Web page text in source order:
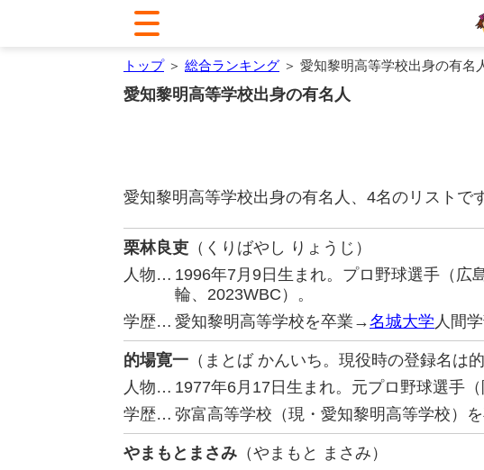
トップ＞ 総合ランキング ＞ 愛知黎明高等学校出身の有名
愛知黎明高等学校出身の有名人
愛知黎明高等学校出身の有名人、4名のリストで
栗林良吏 （くりばやし りょうじ）
人物… 1996年7月9日生まれ。プロ野球選手（広
輪、2023WBC）。
学歴… 愛知黎明高等学校を卒業→名城大学 人間
的場寛一 （まとば かんいち。現役時の登録名は的
人物… 1977年6月17日生まれ。元プロ野球選手（
学歴… 弥富高等学校（現・愛知黎明高等学校）
やまもとまさみ （やまもと まさみ）